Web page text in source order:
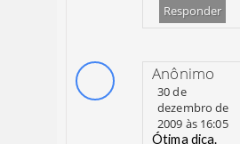
Responder
Anônimo
30 de
dezembro de
2009 às 16:05
Ótima dica.